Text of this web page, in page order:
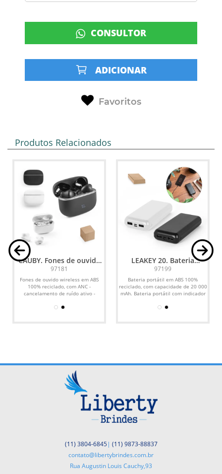
CONSULTOR
ADICIONAR
Favoritos
Produtos Relacionados
CAUBY. Fones de ouvido
wireless com ANC e
autonomia de 7h, em ABS
100% reciclado
97181
Fones de ouvido wireless em ABS
100% reciclado, com ANC -
cancelamento de ruído ativo -
LEAKEY 20. Bateria
portátil em ABS 100%
reciclado (20 000 mAh)
97199
Bateria portátil em ABS 100%
reciclado, com capacidade de 20 000
mAh. Bateria portátil com indicador
(11) 3804-6845| (11) 9873-88837
contato@libertybrindes.com.br
Rua Augustin Louis Cauchy,93